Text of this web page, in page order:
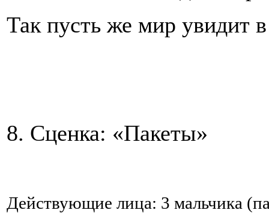
Так пусть же мир увидит
8. Сценка: «Пакеты»
Действующие лица: 3 мальчика